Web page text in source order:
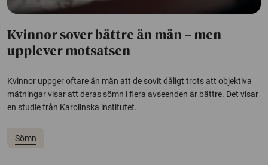
Kvinnor sover bättre än män – men
upplever motsatsen
Kvinnor uppger oftare än män att de sovit dåligt trots att objektiva
mätningar visar att deras sömn i flera avseenden är bättre. Det visar
en studie från Karolinska institutet.
Sömn